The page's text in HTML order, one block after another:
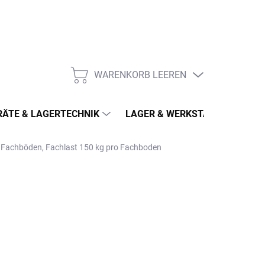
WARENKORB
WARENKORB LEEREN
& LAGERTECHNIK LAGER & WERKSTATT
Fachlast 150 kg pro Fachboden